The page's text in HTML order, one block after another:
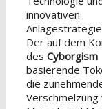
innovativen
Der auf dem
des Cyborgism
basierende
die
Verschmelzung